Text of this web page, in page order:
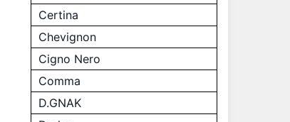
Certina
Chevignon
Cigno Nero
Comma
D.GNAK